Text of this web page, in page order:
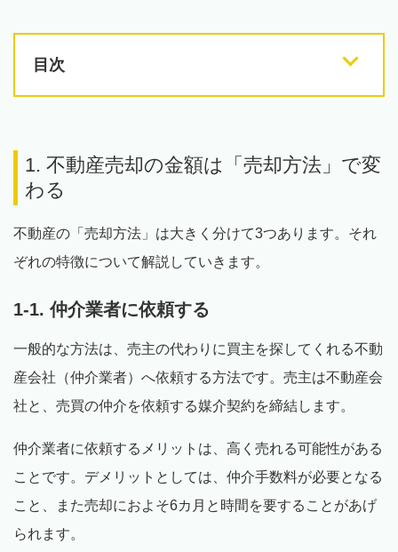
目次
1. 不動産売却の金額は「売却方法」で変
わる
不動産の「売却方法」は大きく分けて3つあります。それ
ぞれの特徴について解説していきます。
1-1. 仲介業者に依頼する
一般的な方法は、売主の代わりに買主を探してくれる不動
産会社（仲介業者）へ依頼する方法です。売主は不動産会
社と、売買の仲介を依頼する媒介契約を締結します。
仲介業者に依頼するメリットは、高く売れる可能性がある
ことです。デメリットとしては、仲介手数料が必要となる
こと、また売却におよそ6カ月と時間を要することがあげ
られます。